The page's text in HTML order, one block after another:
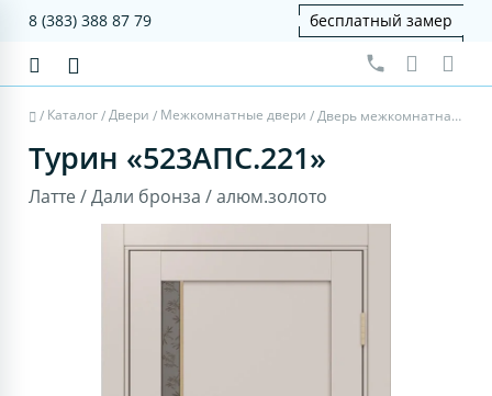
8 (383) 388 87 79 бесплатный замер
/ Каталог/Двери / Межкомнатные двери / Дверь межкомнатная Турин 523АПС.221 - латте, дали бронза, алюм.золото
Турин «523АПС.221»
Латте / Дали бронза / алюм.золото